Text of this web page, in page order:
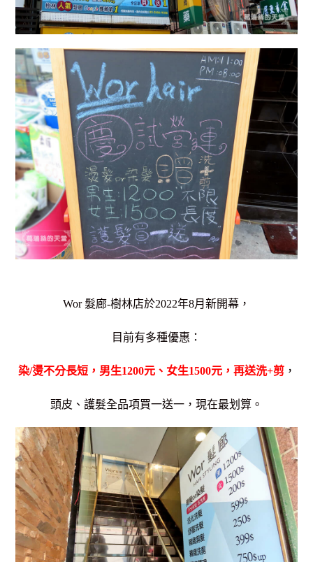
Wor 髮廊-樹林店於2022年8月新開幕，
目前有多種優惠：
染/燙不分長短，男生1200元、女生1500元，再送洗+剪，
頭皮、護髮全品項買一送一，現在最划算。